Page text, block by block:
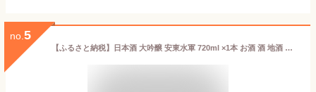
no. 5
【ふるさと納税】日本酒 大吟醸 安東水軍 720ml ×1本 お酒 酒 地酒 大吟醸酒 吟醸酒 清酒 アルコール ギフト プレゼント 贈答 男性 女性 送料無料 青森 青森県 鰺ヶ沢町